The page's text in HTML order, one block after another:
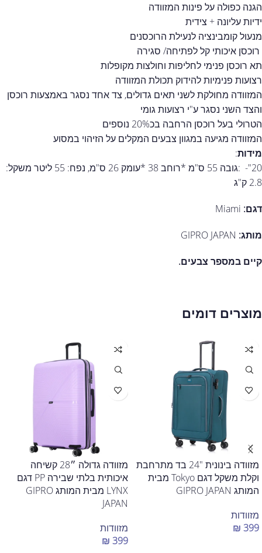
הגנה כפולה על פינות המזוודה
ידיות עליונה + צידית
מנעול קומבינציה לנעילת הרוכסנים
רוכסן איכותי קל לפתיחה/ סגירה
תא רוכסן פנימי לחליפות וחולצות מקופלות
רצועות פנימיות להידוק תכולת המזוודה
המזוודה מחולקת לשני תאים גדולים, צד אחד נסגר באמצעות רוכסן
והצד השני נסגר ע"י רצועות גומי
הטרולי בעל רוכסן הרחבה בכ20% נוספים
המזוודה מגיעה במגוון צבעים המקלים על הזיהוי במסוע
מידות:
20"- :גובה 55 ס"מ *רוחב 38 *עומק 26 ס"מ, נפח: 55 ליטר משקל:
2.8 ק"ג
דגם: Miami
מותג: GIPRO JAPAN
קיים במספר צבעים.
מוצרים דומים
מזוודה בינונית "24 בד מתרחבת
וקלת משקל דגם Tokyo מבית
המותג GIPRO JAPAN
מזוודות
₪ 399
מזוודה גדולה ״28 קשיחה
איכותית בלתי שבירה PP דגם
LYNX מבית המותג GIPRO
JAPAN
מזוודות
₪ 399